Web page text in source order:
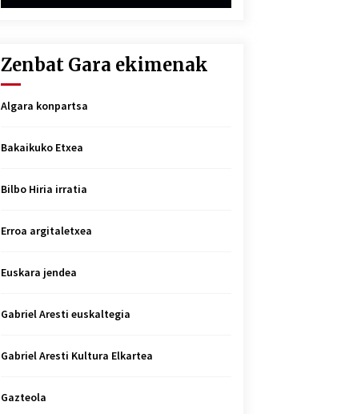
Zenbat Gara ekimenak
Algara konpartsa
Bakaikuko Etxea
Bilbo Hiria irratia
Erroa argitaletxea
Euskara jendea
Gabriel Aresti euskaltegia
Gabriel Aresti Kultura Elkartea
Gazteola